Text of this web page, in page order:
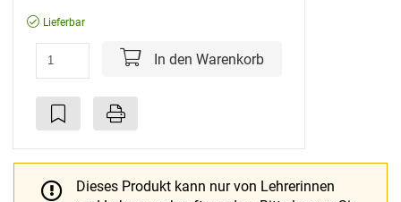
Lieferbar
In den Warenkorb
Dieses Produkt kann nur von Lehrerinnen